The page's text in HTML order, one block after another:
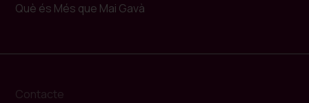
Què és Més que Mai Gavà
Contacte